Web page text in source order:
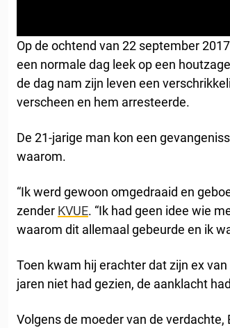
Op de ochtend van 22 september
een normale dag leek op een
de dag nam zijn leven een
verscheen en hem arresteerde.
De 21-jarige man kon een
waarom.
“Ik werd gewoon omgedraaid en
zender KVUE. “Ik had geen idee wie
waarom dit allemaal gebeurde en ik
Toen kwam hij erachter dat zijn ex
jaren niet had gezien, de aanklacht
Volgens de moeder van de